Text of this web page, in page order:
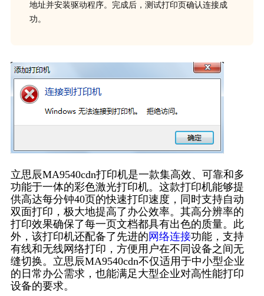
地址并安装驱动程序。完成后，测试打印页确认连接成
功。
立思辰MA9540cdn打印机是一款集高效、可靠和多
功能于一体的彩色激光打印机。这款打印机能够提
供高达每分钟40页的快速打印速度，同时支持自动
双面打印，极大地提高了办公效率。其高分辨率的
打印效果确保了每一页文档都具有出色的质量。此
外，该打印机还配备了先进的 网络连接功能，支持
有线和无线网络打印，方便用户在不同设备之间无
缝切换。立思辰MA9540cdn不仅适用于中小型企业
的日常办公需求，也能满足大型企业对高性能打印
设备的要求。